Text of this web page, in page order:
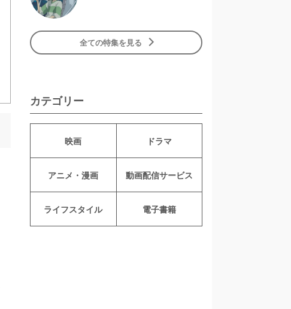
全ての特集を見る
カテゴリー
映画 ドラマ
アニメ・漫画 動画配信サービス
ライフスタイル 電子書籍